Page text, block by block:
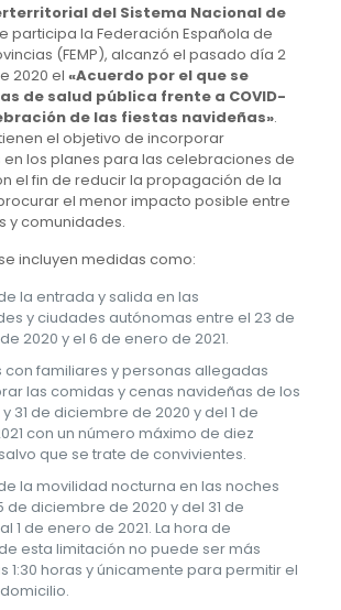
del Sistema Nacional de
participa la Federación Española de
(FEMP), alcanzó el pasado día 2
2020 el «Acuerdo por el que se
de salud pública frente a COVID-
de las fiestas navideñas».
el objetivo de incorporar
los planes para las celebraciones de
el fin de reducir la propagación de la
el menor impacto posible entre
y comunidades.
incluyen medidas como:
la entrada y salida en las
y ciudades autónomas entre el 23 de
2020 y el 6 de enero de 2021.
con familiares y personas allegadas
las comidas y cenas navideñas de los
31 de diciembre de 2020 y del 1 de
con un número máximo de diez
que se trate de convivientes.
la movilidad nocturna en las noches
de diciembre de 2020 y del 31 de
1 de enero de 2021. La hora de
esta limitación no puede ser más
1:30 horas y únicamente para permitir el